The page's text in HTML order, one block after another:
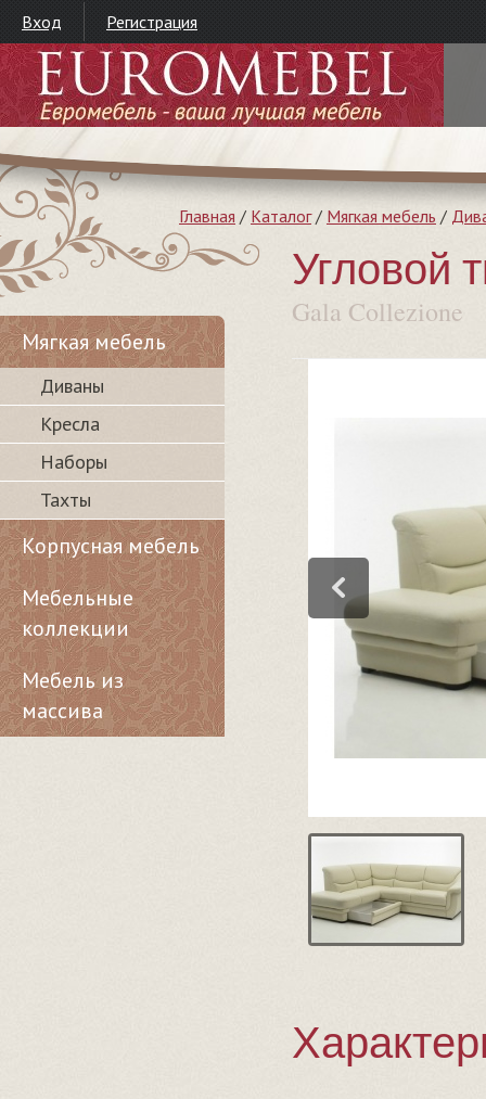
Вход Регистрация
Главная / Каталог/ Мягкая мебель /
Угловой
Gala Collezione
Мягкая мебель
Диваны
Кресла
Наборы
Тахты
Корпусная мебель
Мебельные
коллекции
Мебель из
массива